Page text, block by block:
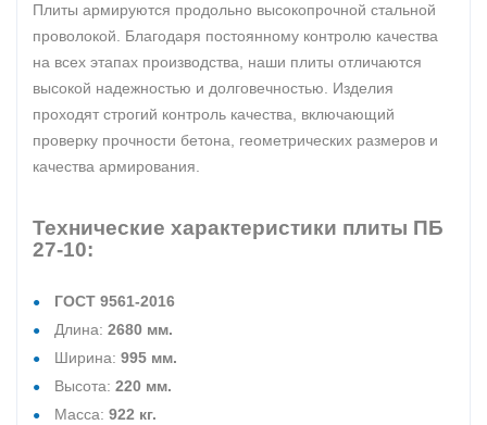
Плиты армируются продольно высокопрочной стальной
проволокой. Благодаря постоянному контролю качества
на всех этапах производства, наши плиты отличаются
высокой надежностью и долговечностью. Изделия
проходят строгий контроль качества, включающий
проверку прочности бетона, геометрических размеров и
качества армирования.
Технические характеристики плиты ПБ
27-10:
ГОСТ 9561-2016
Длина: 2680 мм.
Ширина: 995 мм.
Высота: 220 мм.
Масса: 922 кг.